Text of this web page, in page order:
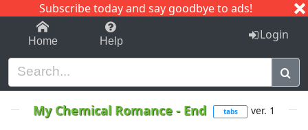
Subscribe today and say goodbye to ads!
1-9 C I J
Home Help Login
My Chemical Romance - End tabs ver. 1